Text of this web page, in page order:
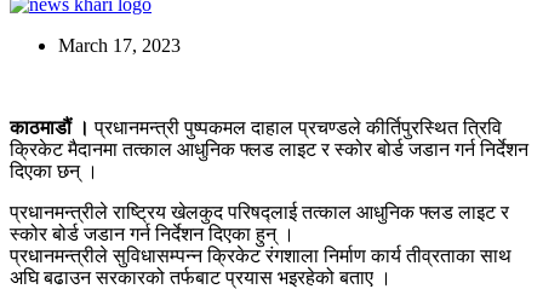
March 17, 2023
काठमाडौं । प्रधानमन्त्री पुष्पकमल दाहाल प्रचण्डले कीर्तिपुरस्थित त्रिवि
क्रिकेट मैदानमा तत्काल आधुनिक फ्लड लाइट र स्कोर बोर्ड जडान गर्न निर्देशन
दिएका छन् ।
प्रधानमन्त्रीले राष्ट्रिय खेलकुद परिषद्लाई तत्काल आधुनिक फ्लड लाइट र
स्कोर बोर्ड जडान गर्न निर्देशन दिएका हुन् ।
प्रधानमन्त्रीले सुविधासम्पन्न क्रिकेट रंगशाला निर्माण कार्य तीव्रताका साथ
अघि बढाउन सरकारको तर्फबाट प्रयास भइरहेको बताए ।